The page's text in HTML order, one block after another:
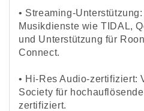
• Streaming-
Musikdienste wie TIDAL,
und Unterstützung für
Connect.
• Hi-Res Audio-zertifiziert:
Society für
zertifiziert.